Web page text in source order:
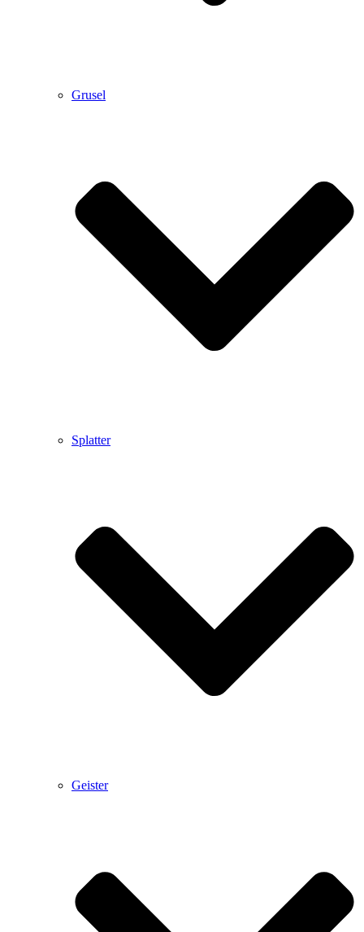
Grusel
Splatter
Geister